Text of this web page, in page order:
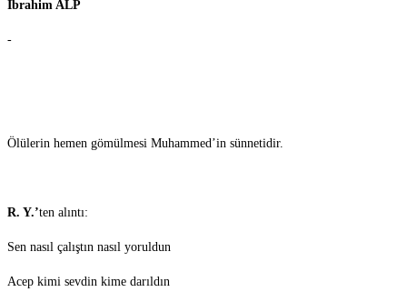
İbrahim ALP
-
Ölülerin hemen gömülmesi Muhammed’in sünnetidir.
R. Y.’ten alıntı:
Sen nasıl çalıştın nasıl yoruldun
Acep kimi sevdin kime darıldın